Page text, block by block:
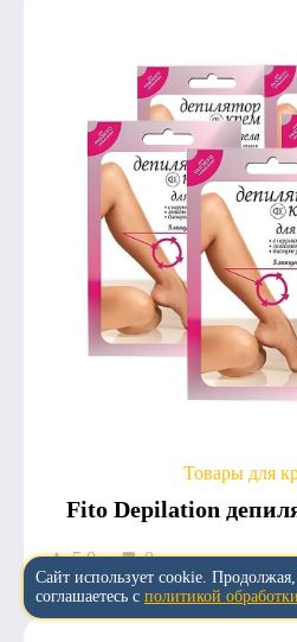
Товары для
Fito Depilation
5.0 0
Сайт использует cookie.
соглашаетесь с политикой